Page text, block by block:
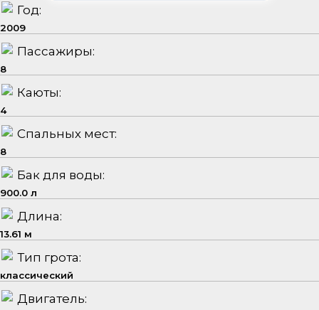
Год:
2009
Пассажиры:
8
Каюты:
4
Спальных мест:
8
Бак для воды:
900.0 л
Длина:
13.61 м
Тип грота:
классический
Двигатель: